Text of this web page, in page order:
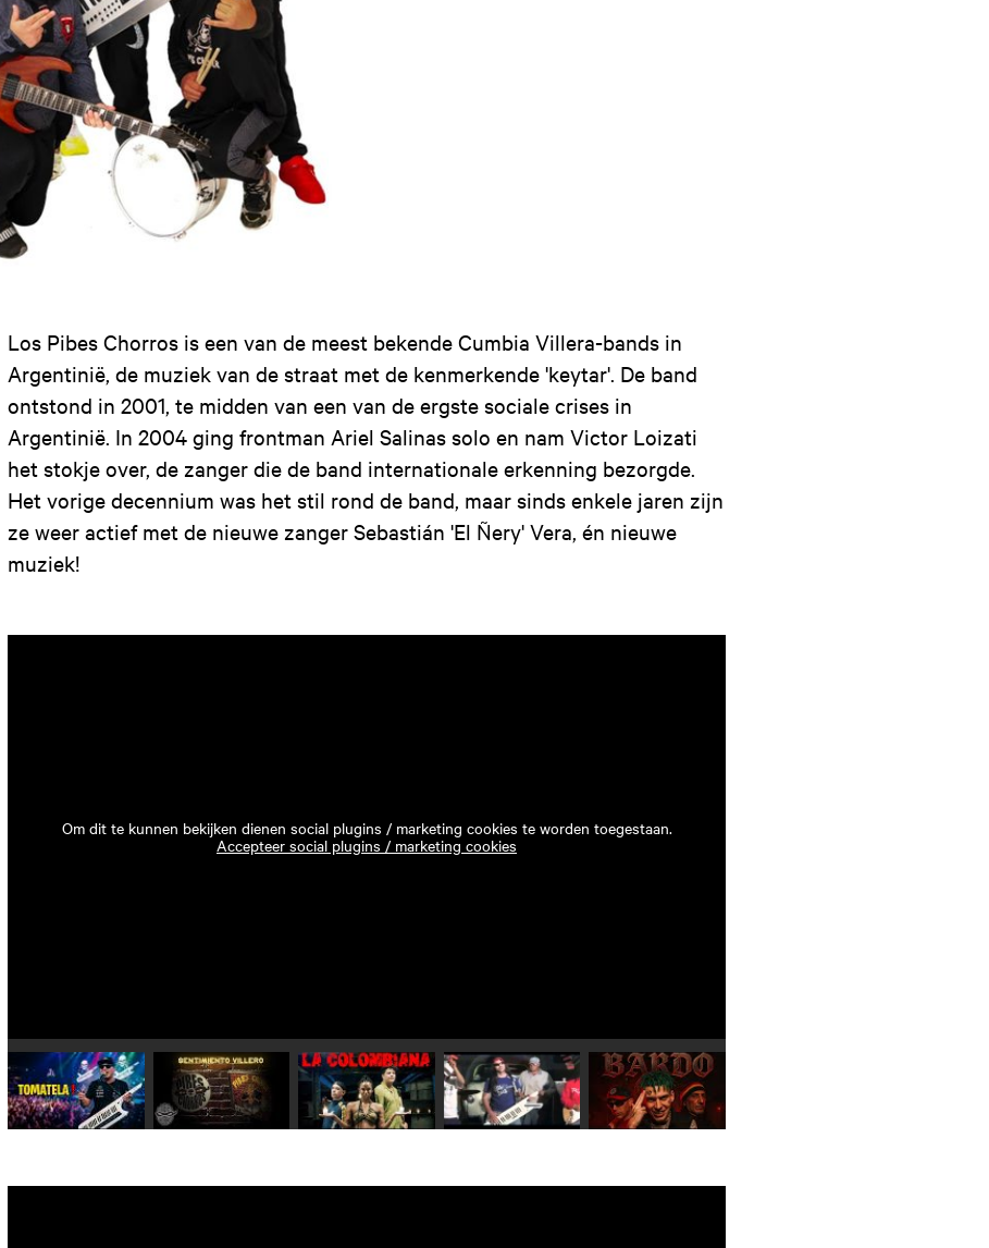
Los Pibes Chorros is een van de meest bekende Cumbia Villera-bands in
Argentinië, de muziek van de straat met de kenmerkende 'keytar'. De band
ontstond in 2001, te midden van een van de ergste sociale crises in
Argentinië. In 2004 ging frontman Ariel Salinas solo en nam Victor Loizati
het stokje over, de zanger die de band internationale erkenning bezorgde.
Het vorige decennium was het stil rond de band, maar sinds enkele jaren zijn
ze weer actief met de nieuwe zanger Sebastián 'El Ñery' Vera, én nieuwe
muziek!
Om dit te kunnen bekijken dienen social plugins / marketing cookies te worden toegestaan.
Accepteer social plugins / marketing cookies
Speel video 1 af Speel video 2 af Speel video 3 af Speel video 4 af Speel video 5 af